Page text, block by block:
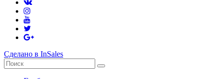
Сделано в InSales